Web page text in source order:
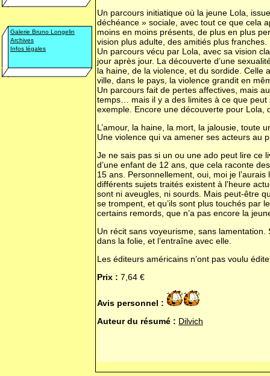
Galerie Bruno Longelin
Archives
Infos légales
Un parcours initiatique où la jeune Lola,
déchéance » sociale, avec tout ce que cela
moins en moins présents, de plus en plus
vision plus adulte, des amitiés plus franches.
Un parcours vécu par Lola, avec sa vision
jour après jour. La découverte d’une
la haine, de la violence, et du sordide. Celle
ville, dans le pays, la violence grandit en
Un parcours fait de pertes affectives, mais
temps… mais il y a des limites à ce que peut
exemple. Encore une découverte pour Lola,
L’amour, la haine, la mort, la jalousie, toute
Une violence qui va amener ses acteurs au
Je ne sais pas si un ou une ado peut lire ce
d’une enfant de 12 ans, que cela raconte
15 ans. Personnellement, oui, moi je
différents sujets traités existent à l'heure
sont ni aveugles, ni sourds. Mais peut-être
se trompent, et qu’ils sont plus touchés par
certains remords, que n’a pas encore la
Un récit sans voyeurisme, sans lamentation.
dans la folie, et l’entraîne avec elle.
Les éditeurs américains n’ont pas voulu
Prix : 7,64 €
Avis personnel :
Auteur du résumé : Dilvich